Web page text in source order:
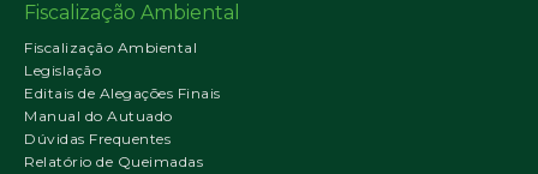
Fiscalização Ambiental
Fiscalização Ambiental
Legislação
Editais de Alegações Finais
Manual do Autuado
Dúvidas Frequentes
Relatório de Queimadas